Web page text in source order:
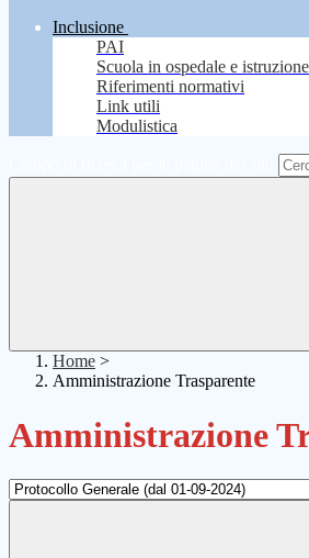
Inclusione
PAI
Scuola in ospedale e
Riferimenti normativi
Link utili
Modulistica
Home >
Amministrazione Trasparente
Amministrazione